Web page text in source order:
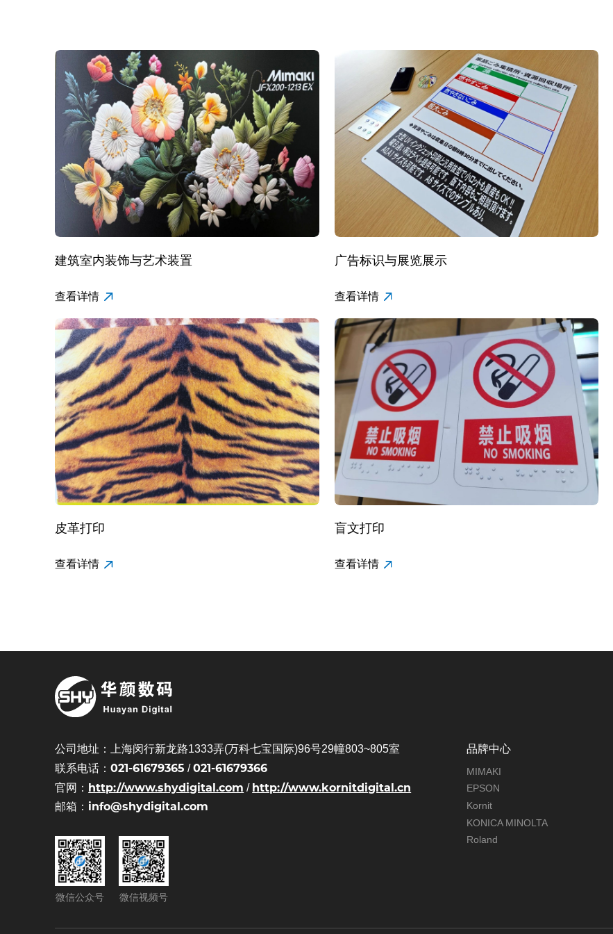
建筑室内装饰与艺术装置
查看详情
广告标识与展览展示
查看详情
皮革打印
查看详情
盲文打印
查看详情
公司地址：上海闵行新龙路1333弄(万科七宝国际)96号29幢803~805室
联系电话：021-61679365 /021-61679366
官网： http://www.shydigital.com / http://www.kornitdigital.cn
邮箱： info@shydigital.com
微信公众号 微信视频号
品牌中心
MIMAKI
EPSON
Kornit
KONICA MINOLTA
Roland